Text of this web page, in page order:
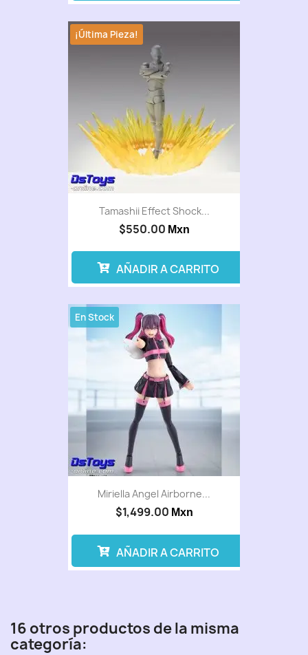
Tamashii Effect Shock...
$550.00 Mxn
¡Última Pieza!
AÑADIR A CARRITO
Miriella Angel Airborne...
$1,499.00 Mxn
En Stock
AÑADIR A CARRITO
16 otros productos de la misma
categoría: